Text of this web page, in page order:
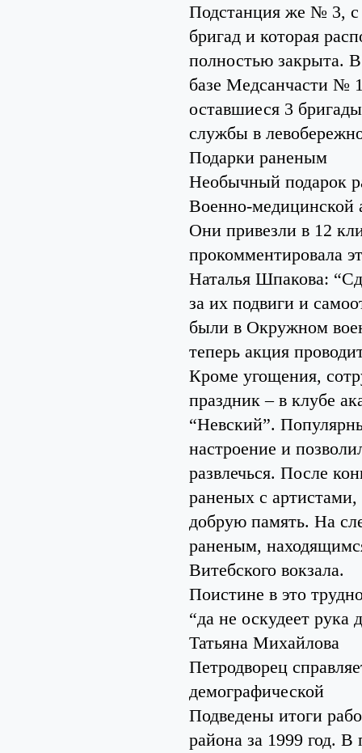
Подстанция же № 3, с
бригад и которая
полностью закрыта.
базе Медсанчасти №
оставшиеся 3
службы в
Подарки раненым
Необычный подарок
Военно-медицинской
Они привезли в 12
прокомментировала
Наталья Шпакова:
за их подвиги и
были в Окружном
теперь акция
Кроме угощения,
праздник – в клубе
“Невский”.
настроение и
развлечься. После
раненых с
добрую память. На
раненым,
Витебского вокзала.
Поистине в это
“да не оскудеет рука
Татьяна Михайлова
Петродворец
демографической
Подведены итоги
района за 1999 год. В